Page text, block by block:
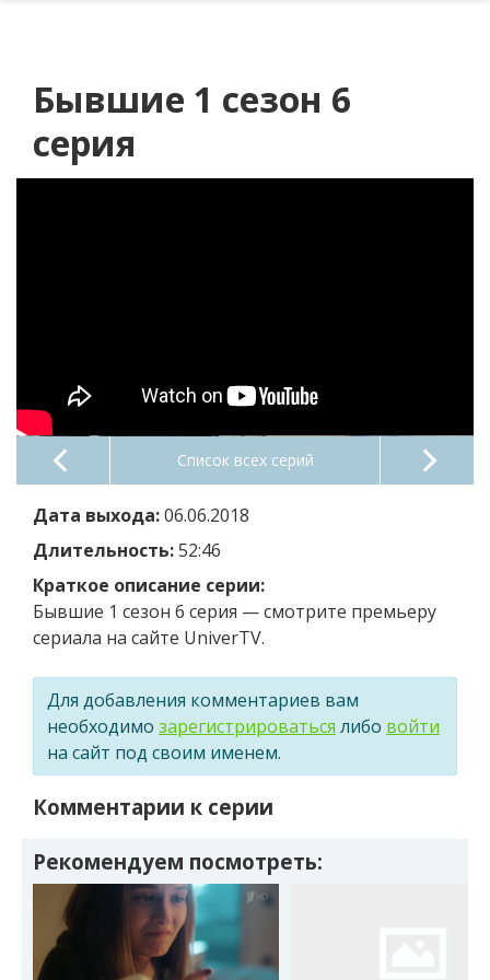
Бывшие 1 сезон 6
серия
Список всех серий
Дата выхода:06.06.2018
Длительность:52:46
Краткое описание серии:
Бывшие 1 сезон 6 серия — смотрите премьеру
сериала на сайте UniverTV.
Для добавления комментариев вам
необходимо зарегистрироваться либо войти
на сайт под своим именем.
Комментарии к серии
Рекомендуем посмотреть: